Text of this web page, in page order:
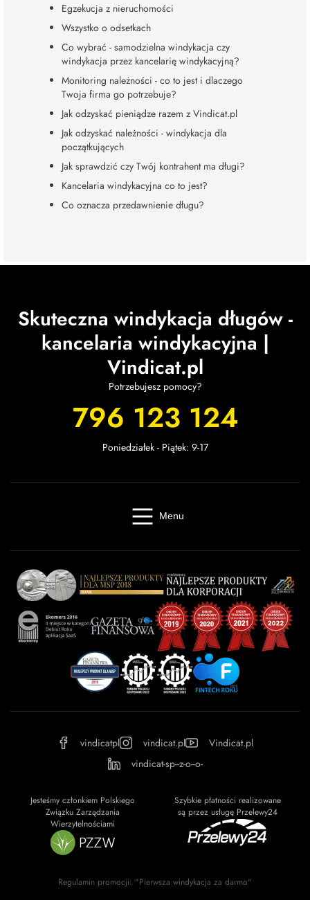
Egzekucja z nieruchomości
Wszystko o odsetkach
Co wybrać - samodzielna windykacja czy
windykacja przez kancelarię windykacyjną?
Monitoring należności - co to jest i dlaczego
Twoja firma go potrzebuje?
Jak odzyskać pieniądze razem z Vindicat.pl
Jak odzyskać należności - windykacja dla
początkujących
Jak sprawdzić czy Twój kontrahent ma długi?
Kancelaria windykacyjna co to jest?
Co oznacza przedawnienie długu?
Skuteczna windykacja długów -
kancelaria windykacyjna |
Vindicat.pl
Potrzebujesz pomocy?
796 123 124
Poniedziałek - Piątek: 9-17
Menu
Baza wiedzyKontaktKalkulator odsetekMiastaPartnerzyFAQRegulaminOWU
vindicatpl vindicat.pl
Vindicat.pl
vindicat-sp--z-o--o-
Jesteśmy członkiem Polskiego
Związku Zarządzania
Wierzytelnościami
Szybkie płatności realizowane
są przez usługę Przelewy24
Regulamin promocji: "Pierwsza windykacja za darmo"